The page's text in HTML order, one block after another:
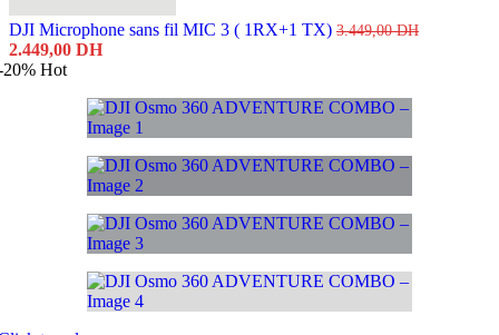
DJI Microphone sans fil MIC 3 ( 1RX+1 TX) 3.449,00DH
Le
prix
3.449,00 DH.
2.449,00 DHLe
est :
2.449,00 DH.
20% Hot